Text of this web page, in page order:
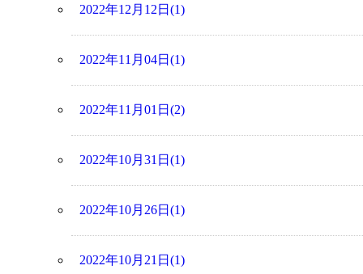
2022年12月12日(1)
2022年11月04日(1)
2022年11月01日(2)
2022年10月31日(1)
2022年10月26日(1)
2022年10月21日(1)